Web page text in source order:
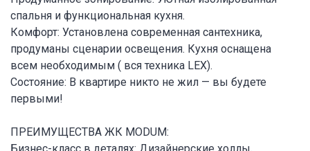
спальня и функциональная кухня.
Комфорт: Установлена современная сантехника,
продуманы сценарии освещения. Кухня оснащена
всем необходимым ( вся техника LEX).
Состояние: В квартире никто не жил — вы будете
первыми!
ПРЕИМУЩЕСТВА ЖК MODUM:
Бизнес-класс в деталях: Дизайнерские холлы,